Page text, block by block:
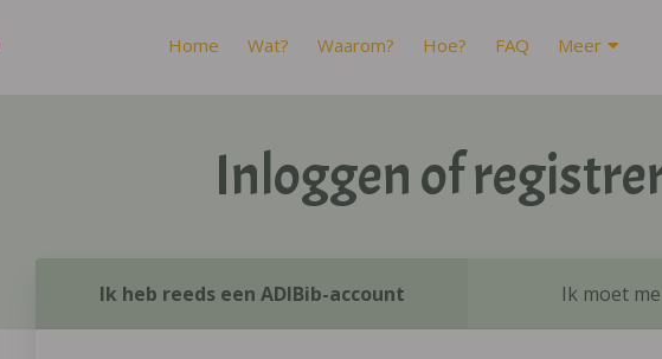
Home Wat? Waarom? Hoe? FAQ Meer
Inloggen of
Ik heb reeds een ADIBib-account Ik moet